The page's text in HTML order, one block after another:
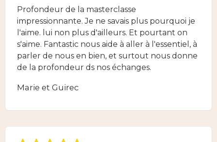
Profondeur de la masterclasse
impressionnante. Je ne savais plus pourquoi je
l'aime. lui non plus d'ailleurs. Et pourtant on
s'aime. Fantastic nous aide à aller à l'essentiel, à
parler de nous en bien, et surtout nous donne
de la profondeur ds nos échanges.
Marie et Guirec